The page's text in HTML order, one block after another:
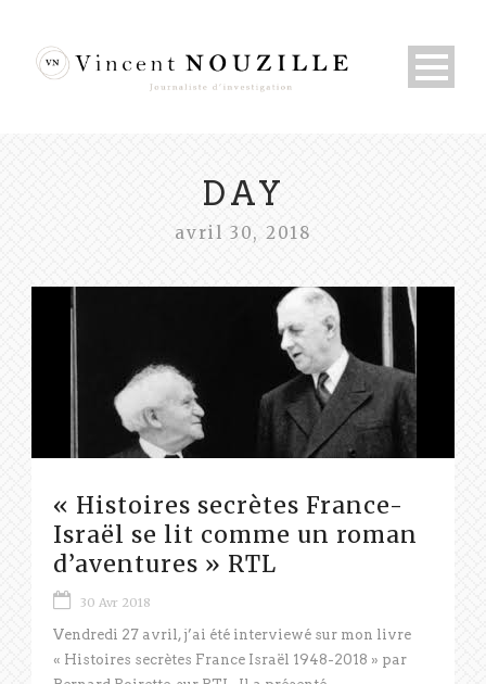
DAY
avril 30, 2018
« Histoires secrètes France-
Israël se lit comme un roman
d’aventures » RTL
30 Avr 2018
Vendredi 27 avril, j’ai été interviewé sur mon livre
« Histoires secrètes France Israël 1948-2018 » par